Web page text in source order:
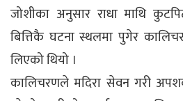
जोशीका अनुसार राधा माथि
बित्तिकै घटना स्थलमा पुगेर
लिएको थियो ।
कालिचरणले मदिरा सेवन गरी